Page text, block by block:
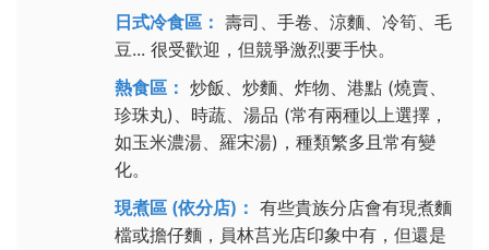
日式冷食區： 壽司、手卷、涼麵、冷筍、毛
豆... 很受歡迎，但競爭激烈要手快。
熱食區： 炒飯、炒麵、炸物、港點 (燒賣、
珍珠丸)、時蔬、湯品 (常有兩種以上選擇，
如玉米濃湯、羅宋湯)，種類繁多且常有變
化。
現煮區 (依分店)： 有些貴族分店會有現煮麵
檔或擔仔麵，員林莒光店印象中有，但還是